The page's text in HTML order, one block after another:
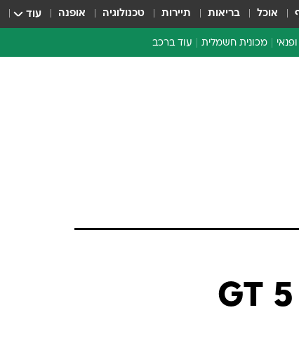
אוכל בריאות תיירות טכנולוגיה אופנה עוד
מכונית חשמלית עוד ברכב